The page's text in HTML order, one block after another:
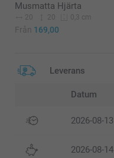
Musmatta Hjärta
20 20 0,3 cm
Från 169,00
Leverans
Datum
2026-08-13
2026-08-14